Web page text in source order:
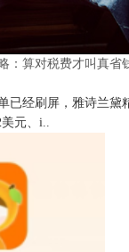
：算对税费才叫真省
已经刷屏，雅诗兰黛
元、i..